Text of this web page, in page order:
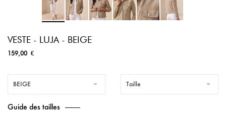
VESTE - LUJA - BEIGE
159,00 €
BEIGE Taille
Guide des tailles